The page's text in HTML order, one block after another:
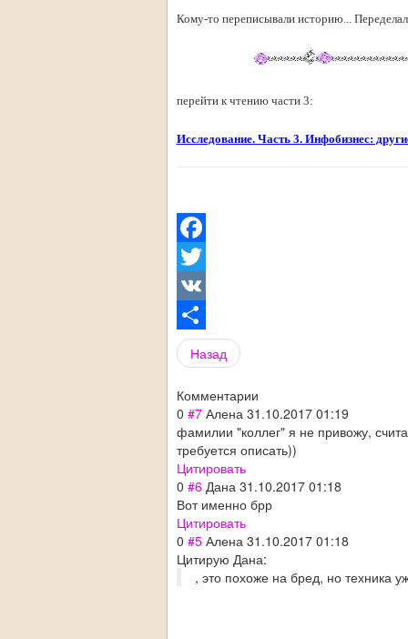
Кому-то переписывали историю...
перейти к чтению части 3:
Исследование. Часть 3. Инфобизнес:
Facebook
Twitter
VK
Share
Назад
Комментарии
0 #7 Алена 31.10.2017 01:19
фамилии "коллег" я не привожу,
требуется описать))
Цитировать
0 #6 Дана 31.10.2017 01:18
Вот именно брр
Цитировать
0 #5 Алена 31.10.2017 01:18
Цитирую Дана:
, это похоже на бред, но техника